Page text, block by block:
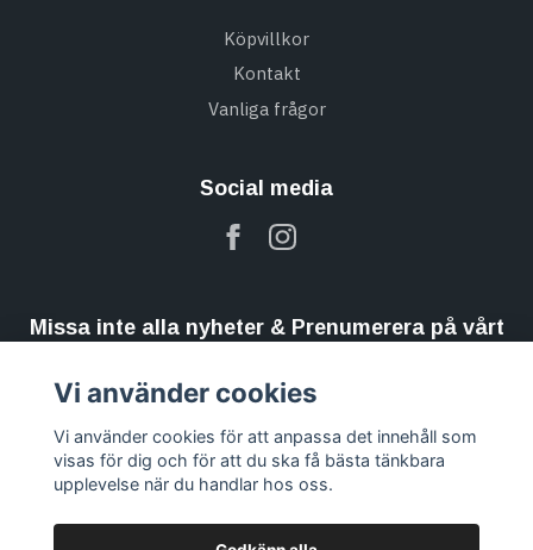
Köpvillkor
Kontakt
Vanliga frågor
Social media
Missa inte alla nyheter & Prenumerera på vårt
Vi använder cookies
Vi använder cookies för att anpassa det innehåll som
visas för dig och för att du ska få bästa tänkbara
upplevelse när du handlar hos oss.